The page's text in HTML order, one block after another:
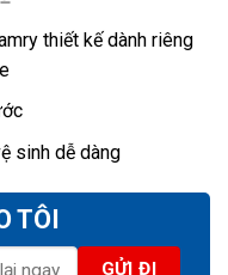
thiết kế dành riêng
sinh dễ dàng
TÔI